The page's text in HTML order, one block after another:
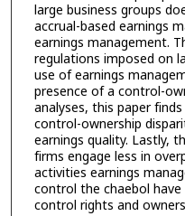
large business groups
accrual-based earnings
earnings management.
regulations imposed on
use of earnings
presence of a control-
analyses, this paper
control-ownership
earnings quality. Lastly,
firms engage less in
activities earnings
control the chaebol
control rights and